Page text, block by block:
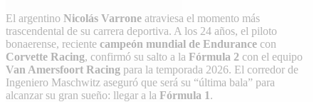
El argentino Nicolás Varrone atraviesa el momento más
trascendental de su carrera deportiva. A los 24 años, el piloto
bonaerense, reciente campeón mundial de Endurance con
Corvette Racing, confirmó su salto a la Fórmula 2 con el equipo
Van Amersfoort Racing para la temporada 2026. El corredor de
Ingeniero Maschwitz aseguró que será su “última bala” para
alcanzar su gran sueño: llegar a la Fórmula 1.